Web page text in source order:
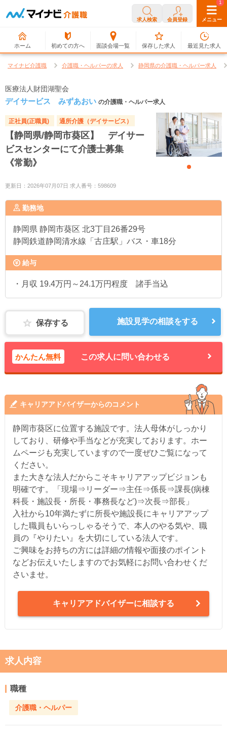
求人検索 会員登録 メニュー
ホーム 初めての方へ 面談会場一覧
0
保存した求人
1
最近見た求人
マイナビ介護職 介護職・ヘルパーの求人 静岡県の介護職・ヘルパー求人
医療法人財団湖聖会
デイサービス みずあおい の介護職・ヘルパー求人
正社員(正職員) 通所介護（デイサービス）
【静岡県/静岡市葵区】 デイサー
ビスセンターにて介護士募集
《常勤》
更新日：2026年07月07日 求人番号：598609
勤務地
静岡県 静岡市葵区 北3丁目26番29号
静岡鉄道静岡清水線「古庄駅」バス・車18分
給与
・月収 19.4万円～24.1万円程度 諸手当込
保存する 施設見学の相談をする
かんたん無料 この求人に問い合わせる
キャリアアドバイザーからのコメント
静岡市葵区に位置する施設です。法人母体がしっかり
しており、研修や手当などが充実しております。ホー
ムページも充実していますので一度ぜひご覧になって
ください。
また大きな法人だからこそキャリアアップビジョンも
明確です。「現場⇒リーダー⇒主任⇒係長⇒課長(病棟
科長・施設長・所長・事務長など)⇒次長⇒部長」
入社から10年満たずに所長や施設長にキャリアアップ
した職員もいらっしゃるそうで、本人のやる気や、職
員の『やりたい』を大切にしている法人です。
ご興味をお持ちの方には詳細の情報や面接のポイント
などお伝えいたしますのでお気軽にお問い合わせくだ
さいませ。
キャリアアドバイザーに相談する
求人内容
職種
介護職・ヘルパー